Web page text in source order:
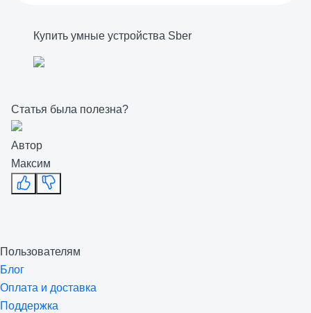
Купить умные устройства Sber
Статья была полезна?
Автор
Максим
Пользователям
Блог
Оплата и доставка
Поддержка